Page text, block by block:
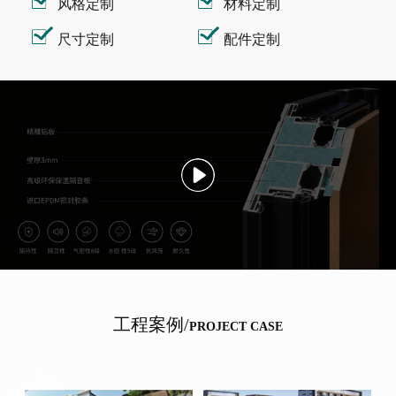
风格定制 材料定制
尺寸定制 配件定制
工程案例/PROJECT CASE